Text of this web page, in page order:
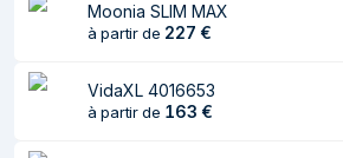
Polyester
Poignée(s)
Pays d'origine Europe
Moonia SLIM MAX
à partir de 227 €
VidaXL 4016653
à partir de 163 €